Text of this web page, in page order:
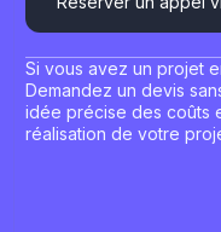
Si vous avez un projet
Demandez un devis
idée précise des coûts
réalisation de votre